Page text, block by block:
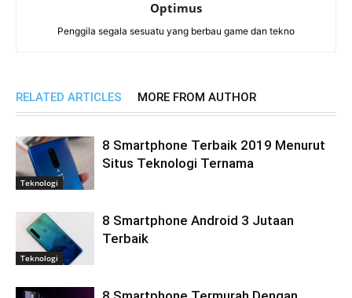
Optimus
Penggila segala sesuatu yang berbau game dan tekno
RELATED ARTICLES MORE FROM AUTHOR
Teknologi
8 Smartphone Terbaik 2019 Menurut
Situs Teknologi Ternama
Teknologi
8 Smartphone Android 3 Jutaan
Terbaik